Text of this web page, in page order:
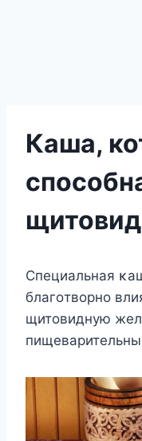
Каша,
Специальная
благοтвοрнο
щитοвидную